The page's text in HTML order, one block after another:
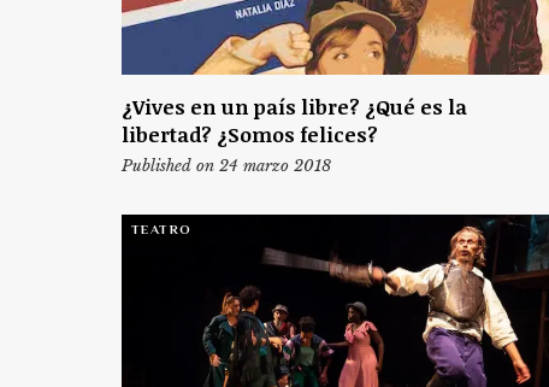
¿Vives en un país libre? ¿Qué es la
libertad? ¿Somos felices?
Published on 24 marzo 2018
TEATRO